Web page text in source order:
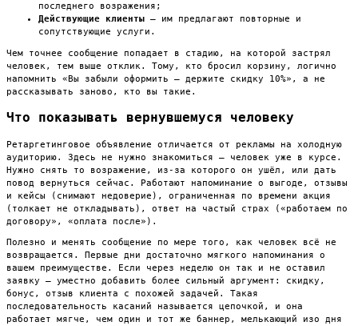
последнего возражения;
Действующие клиенты — им предлагают повторные и
сопутствующие услуги.
Чем точнее сообщение попадает в стадию, на которой застрял
человек, тем выше отклик. Тому, кто бросил корзину, логично
напомнить «Вы забыли оформить — держите скидку 10%», а не
рассказывать заново, кто вы такие.
Что показывать вернувшемуся человеку
Ретаргетинговое объявление отличается от рекламы на холодную
аудиторию. Здесь не нужно знакомиться — человек уже в курсе.
Нужно снять то возражение, из-за которого он ушёл, или дать
повод вернуться сейчас. Работают напоминание о выгоде, отзывы
и кейсы (снимают недоверие), ограниченная по времени акция
(толкает не откладывать), ответ на частый страх («работаем по
договору», «оплата после»).
Полезно и менять сообщение по мере того, как человек всё не
возвращается. Первые дни достаточно мягкого напоминания о
вашем преимуществе. Если через неделю он так и не оставил
заявку — уместно добавить более сильный аргумент: скидку,
бонус, отзыв клиента с похожей задачей. Такая
последовательность касаний называется цепочкой, и она
работает мягче, чем один и тот же баннер, мелькающий изо дня